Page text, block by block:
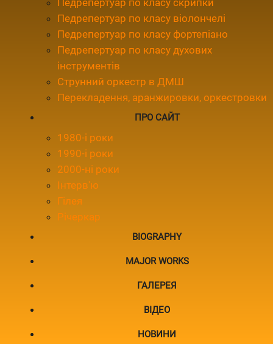
Педрепертуар по класу скрипки
Педрепертуар по класу віолончелі
Педрепертуар по класу фортепіано
Педрепертуар по класу духових
інструментів
Струнний оркестр в ДМШ
Перекладення, аранжировки, оркестровки
ПРО САЙТ
1980-і роки
1990-і роки
2000-ні роки
Інтерв'ю
Гілея
Річеркар
BIOGRAPHY
MAJOR WORKS
ГАЛЕРЕЯ
ВІДЕО
НОВИНИ